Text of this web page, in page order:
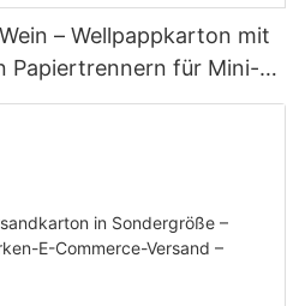
– Wellpappkarton mit
Papiertrennern für Mini-
– Packshion